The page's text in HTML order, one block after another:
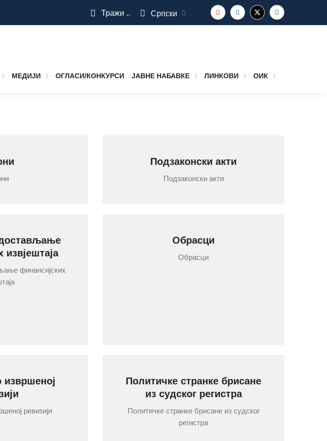
Тражи .. Српски
МЕДИЈИ ОГЛАСИ/КОНКУРСИ ЈАВНЕ НАБАВКЕ ЛИНКОВИ ОИК
Подзаконски акти
Подзаконски акти
извјештаја
финансијских
Обрасци
Обрасци
извршеној
ревизији
Политичке странке брисане
из судског регистра
Политичке странке брисане из судског
регистра